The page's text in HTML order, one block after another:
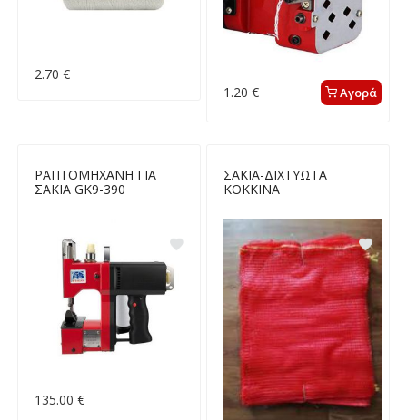
2.70 €
1.20 € Αγορά
ΡΑΠΤΟΜΗΧΑΝΗ ΓΙΑ
ΣΑΚΙΑ GK9-390
135.00 €
ΣΑΚΙΑ-ΔΙΧΤΥΩΤΑ
ΚΟΚΚΙΝΑ